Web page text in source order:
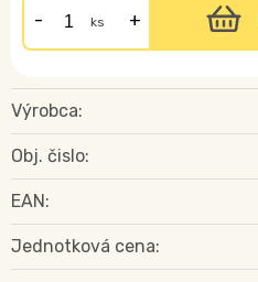
ks
Výrobca:
Obj. čislo:
EAN:
Jednotková cena: